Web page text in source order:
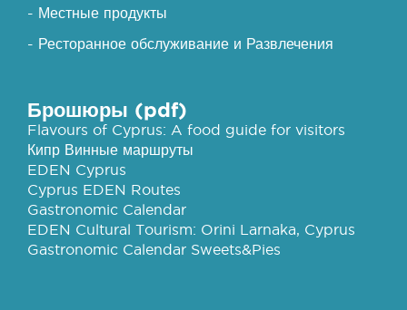
- Местные продукты
- Ресторанное обслуживание и Развлечения
Брошюры (pdf)
Flavours of Cyprus: A food guide for visitors
Кипр Винные маршруты
EDEN Cyprus
Cyprus EDEN Routes
Gastronomic Calendar
EDEN Cultural Tourism: Orini Larnaka, Cyprus
Gastronomic Calendar Sweets&Pies